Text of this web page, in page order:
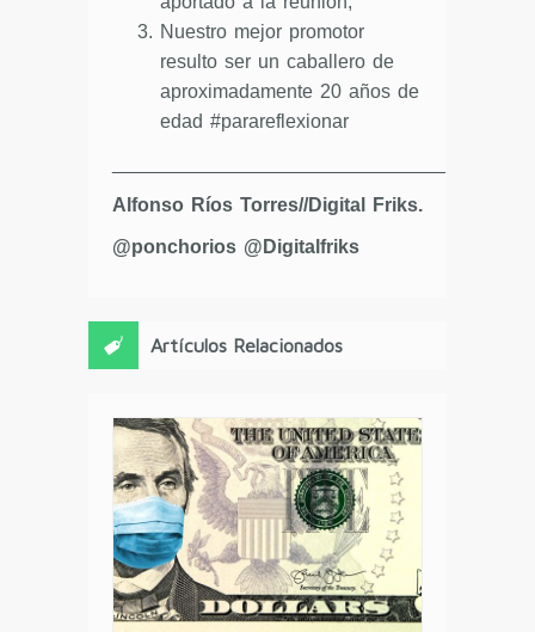
Nuestro mejor promotor
resulto ser un caballero de
aproximadamente 20 años de
edad #parareflexionar
Alfonso Ríos Torres//Digital Friks.
@ponchorios @Digitalfriks
Artículos Relacionados